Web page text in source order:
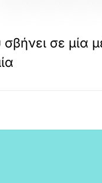
σε μία